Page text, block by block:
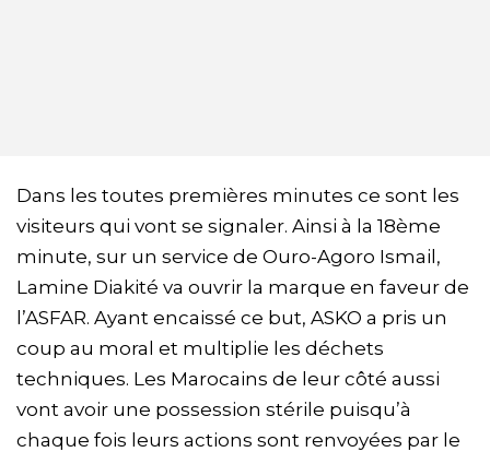
Dans les toutes premières minutes ce sont les
visiteurs qui vont se signaler. Ainsi à la 18ème
minute, sur un service de Ouro-Agoro Ismail,
Lamine Diakité va ouvrir la marque en faveur de
l’ASFAR. Ayant encaissé ce but, ASKO a pris un
coup au moral et multiplie les déchets
techniques. Les Marocains de leur côté aussi
vont avoir une possession stérile puisqu’à
chaque fois leurs actions sont renvoyées par le